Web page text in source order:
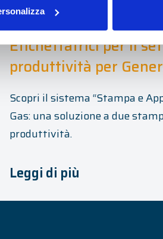
Etichettatrici per il
produttività per
Scopri il sistema “Stampa e
Gas: una soluzione a due
produttività.
Leggi di più